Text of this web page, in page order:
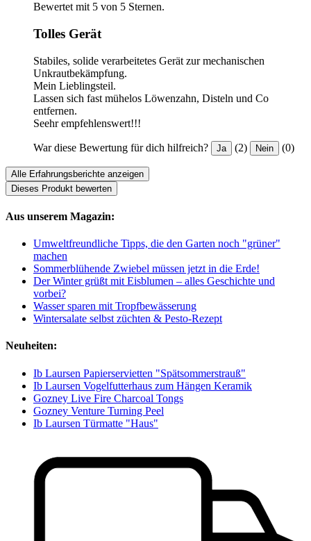
Bewertet mit 5 von 5 Sternen.
Tolles Gerät
Stabiles, solide verarbeitetes Gerät zur mechanischen
Unkrautbekämpfung.
Mein Lieblingsteil.
Lassen sich fast mühelos Löwenzahn, Disteln und Co
entfernen.
Seehr empfehlenswert!!!
War diese Bewertung für dich hilfreich? Ja (2) Nein (0)
Alle Erfahrungsberichte anzeigen
Dieses Produkt bewerten
Aus unserem Magazin:
Umweltfreundliche Tipps, die den Garten noch "grüner"
machen
Sommerblühende Zwiebel müssen jetzt in die Erde!
Der Winter grüßt mit Eisblumen – alles Geschichte und
vorbei?
Wasser sparen mit Tropfbewässerung
Wintersalate selbst züchten & Pesto-Rezept
Neuheiten:
Ib Laursen Papierservietten "Spätsommerstrauß"
Ib Laursen Vogelfutterhaus zum Hängen Keramik
Gozney Live Fire Charcoal Tongs
Gozney Venture Turning Peel
Ib Laursen Türmatte "Haus"